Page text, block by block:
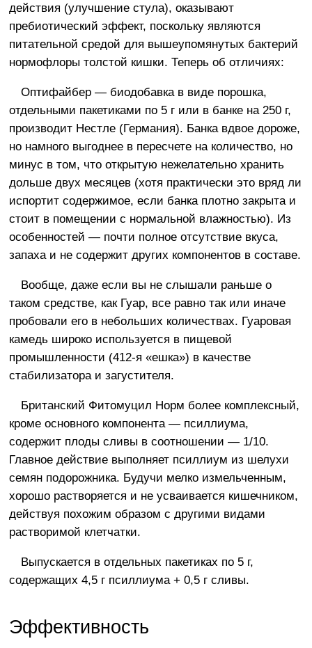
действия (улучшение стула), оказывают
пребиотический эффект, поскольку являются
питательной средой для вышеупомянутых бактерий
нормофлоры толстой кишки. Теперь об отличиях:
Оптифайбер — биодобавка в виде порошка,
отдельными пакетиками по 5 г или в банке на 250 г,
производит Нестле (Германия). Банка вдвое дороже,
но намного выгоднее в пересчете на количество, но
минус в том, что открытую нежелательно хранить
дольше двух месяцев (хотя практически это вряд ли
испортит содержимое, если банка плотно закрыта и
стоит в помещении с нормальной влажностью). Из
особенностей — почти полное отсутствие вкуса,
запаха и не содержит других компонентов в составе.
Вообще, даже если вы не слышали раньше о
таком средстве, как Гуар, все равно так или иначе
пробовали его в небольших количествах. Гуаровая
камедь широко используется в пищевой
промышленности (412-я «ешка») в качестве
стабилизатора и загустителя.
Британский Фитомуцил Норм более комплексный,
кроме основного компонента — псиллиума,
содержит плоды сливы в соотношении — 1/10.
Главное действие выполняет псиллиум из шелухи
семян подорожника. Будучи мелко измельченным,
хорошо растворяется и не усваивается кишечником,
действуя похожим образом с другими видами
растворимой клетчатки.
Выпускается в отдельных пакетиках по 5 г,
содержащих 4,5 г псиллиума + 0,5 г сливы.
Эффективность